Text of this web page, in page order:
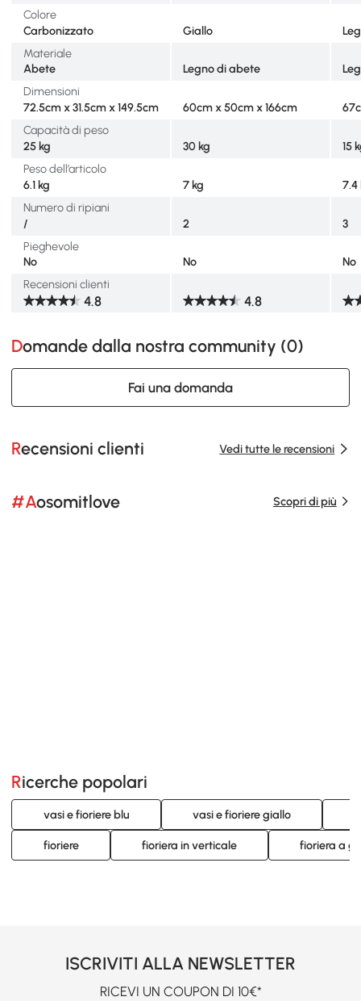
Colore
Carbonizzato
Giallo
Materiale
Abete
Legno di abete
Dimensioni
72.5cm x 31.5cm x 149.5cm
60cm x 50cm x 166cm
Capacità di peso
25 kg
30 kg
15
Peso dell’articolo
6.1 kg
7 kg
7.4
Numero di ripiani
/
2
3
Pieghevole
No
No
No
Recensioni clienti
4.8 4.8
Domande dalla nostra community (0)
Fai una domanda
Recensioni clienti Vedi tutte le recensioni
#Aosomitlove Scopri di più
Ricerche popolari
vasi e fioriere blu vasi e fioriere giallo
fioriere fioriera in verticale fioriera a
ISCRIVITI ALLA NEWSLETTER
RICEVI UN COUPON DI 10€*